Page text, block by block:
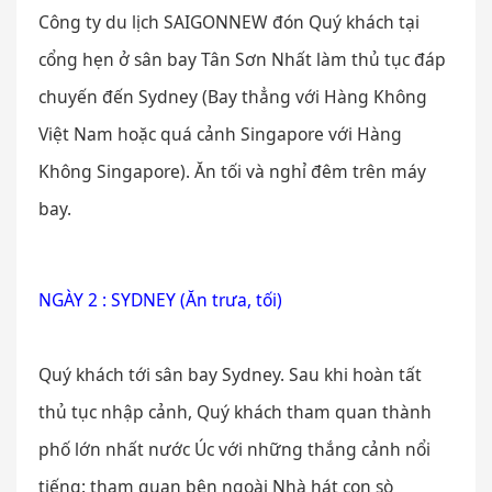
Công ty du lịch SAIGONNEW đón Quý khách tại
cổng hẹn ở sân bay Tân Sơn Nhất làm thủ tục đáp
chuyến đến Sydney (Bay thẳng với Hàng Không
Việt Nam hoặc quá cảnh Singapore với Hàng
Không Singapore). Ăn tối và nghỉ đêm trên máy
bay.
NGÀY 2 : SYDNEY (Ăn trưa, tối)
Quý khách tới sân bay Sydney. Sau khi hoàn tất
thủ tục nhập cảnh, Quý khách tham quan thành
phố lớn nhất nước Úc với những thắng cảnh nổi
tiếng: tham quan bên ngoài Nhà hát con sò